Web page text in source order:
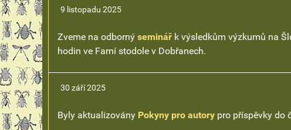
9 listopadu 2025
Zveme na odborný seminář k výsledkům výzkumů na
hodin ve Farní stodole v Dobřanech.
30 září 2025
Byly aktualizovány Pokyny pro autory pro příspěvky do